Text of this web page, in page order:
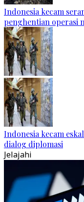
Indonesia kecam
penghentian operasi
Indonesia kecam
dialog diplomasi
Jelajahi